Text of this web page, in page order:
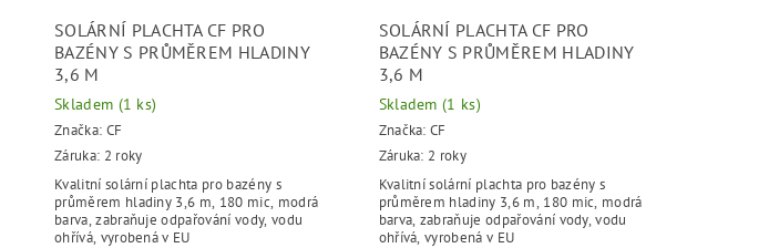
SOLÁRNÍ PLACHTA CF PRO
BAZÉNY S PRŮMĚREM HLADINY
3,6 M
Skladem (1 ks)
Značka: CF
Záruka: 2 roky
Kvalitní solární plachta pro bazény s
průměrem hladiny 3,6 m, 180 mic, modrá
barva, zabraňuje odpařování vody, vodu
ohřívá, vyrobená v EU
SOLÁRNÍ PLACHTA CF PRO
BAZÉNY S PRŮMĚREM HLADINY
3,6 M
Skladem(1 ks)
Značka:CF
Záruka: 2 roky
Kvalitní solární plachta pro bazény s
průměrem hladiny 3,6 m, 180 mic, modrá
barva, zabraňuje odpařování vody, vodu
ohřívá, vyrobená v EU